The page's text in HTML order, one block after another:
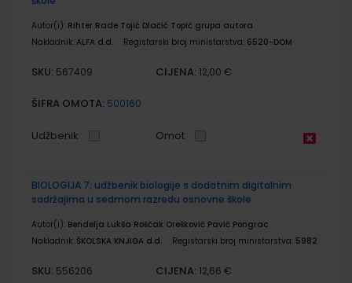
Autor(i): Rihter Rade Tojić Dlačić Topić grupa autora
Nakladnik: ALFA d.d. Registarski broj ministarstva: 6520-DOM
SKU: 567409 CIJENA: 12,00 €
ŠIFRA OMOTA: 500160
Udžbenik Omot
BIOLOGIJA 7; udžbenik biologije s dodatnim digitalnim
sadržajima u sedmom razredu osnovne škole
Autor(i): Bendelja Lukša Roščak Orešković Pavić Pongrac
Nakladnik: ŠKOLSKA KNJIGA d.d. Registarski broj ministarstva: 5982
SKU: 556206 CIJENA: 12,66 €